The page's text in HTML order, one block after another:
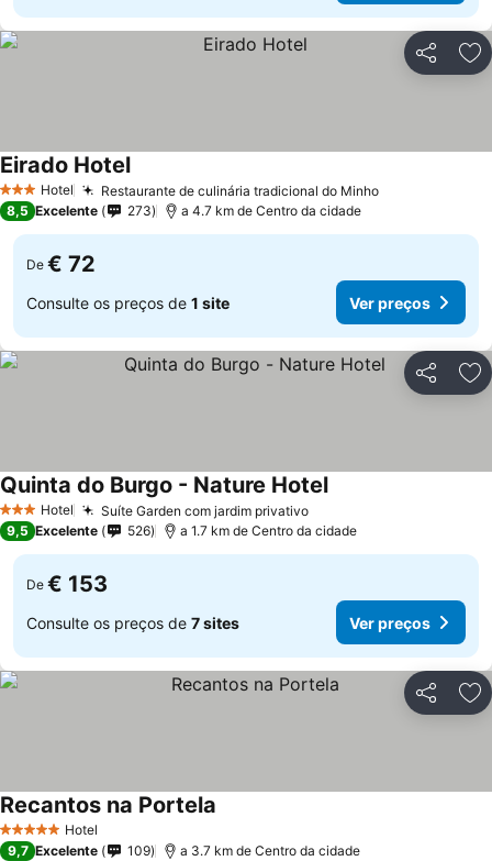
Partilhar
3 EstrelasHotel Restaurante de culinária tradicional do MinhoVer preços
Eirado HotelVer preços
8,5 Excelente 273 a 4.7 km de Centro da cidade
De € 72
Consulte os preços de 1 site Ver preços
Partilhar
3 EstrelasHotel Suíte Garden com jardim privativoVer preços
Quinta do Burgo - Nature HotelVer preços
9,5 Excelente 526 a 1.7 km de Centro da cidade
De € 153
Consulte os preços de 7 sites Ver preços
Partilhar
5 Estrelas Hotel
Recantos na Portela
9,7 Excelente 109 a 3.7 km de Centro da cidade